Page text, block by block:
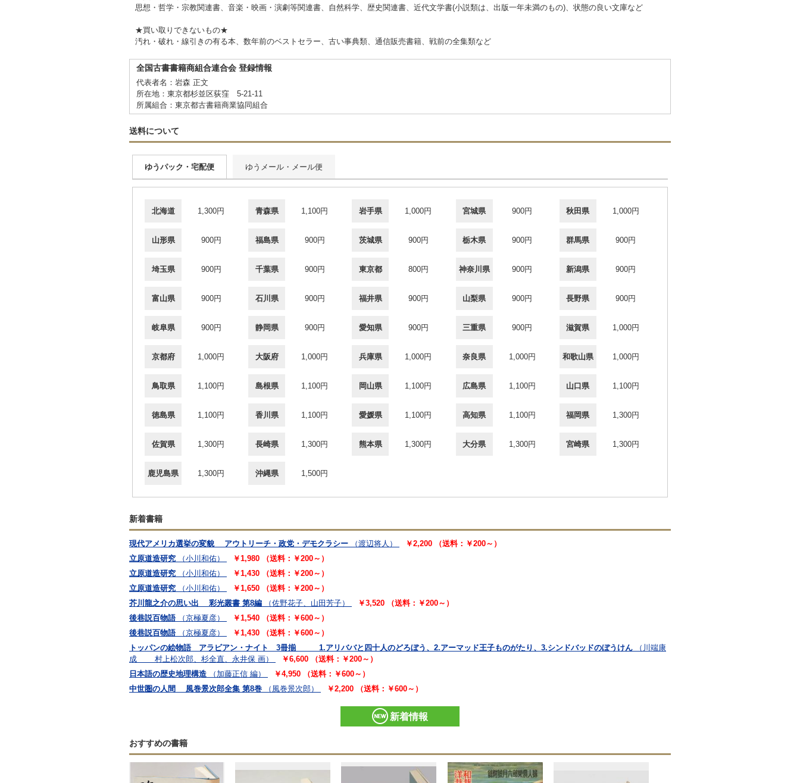
思想・哲学・宗教関連書、音楽・映画・演劇等関連書、自然科学、歴史関連書、近代文学書(小説類は、出版一年未満のもの)、状態の良い文庫など
★買い取りできないもの★
汚れ・破れ・線引きの有る本、数年前のベストセラー、古い事典類、通信販売書籍、戦前の全集類など
全国古書書籍商組合連合会 登録情報
代表者名：岩森 正文
所在地：東京都杉並区荻窪 5-21-11
所属組合：東京都古書籍商業協同組合
送料について
ゆうパック・宅配便 ゆうメール・メール便
北海道 1,300円 青森県 1,100円 岩手県 1,000円 宮城県 900円 秋田県 1,000円
山形県 900円 福島県 900円 茨城県 900円 栃木県 900円 群馬県 900円
埼玉県 900円 千葉県 900円 東京都 800円 神奈川県 900円 新潟県 900円
富山県 900円 石川県 900円 福井県 900円 山梨県 900円 長野県 900円
岐阜県 900円 静岡県 900円 愛知県 900円 三重県 900円 滋賀県 1,000円
京都府 1,000円 大阪府 1,000円 兵庫県 1,000円 奈良県 1,000円 和歌山県 1,000円
鳥取県 1,100円 島根県 1,100円 岡山県 1,100円 広島県 1,100円 山口県 1,100円
徳島県 1,100円 香川県 1,100円 愛媛県 1,100円 高知県 1,100円 福岡県 1,300円
佐賀県 1,300円 長崎県 1,300円 熊本県 1,300円 大分県 1,300円 宮崎県 1,300円
鹿児島県 1,300円 沖縄県 1,500円
新着書籍
現代アメリカ選挙の変貌 アウトリーチ・政党・デモクラシー （渡辺将人）
￥2,200 （送料：￥200～）
立原道造研究
（小川和佑）
￥1,980 （送料：￥200～）
立原道造研究
（小川和佑）
￥1,430 （送料：￥200～）
立原道造研究
（小川和佑）
￥1,650 （送料：￥200～）
芥川龍之介の思い出 彩光叢書 第8編
（佐野花子、山田芳子）
￥3,520 （送料：￥200～）
後巷説百物語
（京極夏彦）
￥1,540 （送料：￥600～）
後巷説百物語
（京極夏彦）
￥1,430 （送料：￥600～）
トッパンの絵物語 アラビアン・ナイト 3冊揃 1.アリババと四十人のどろぼう、2.アーマッド王子ものがたり、3.シンドバッドのぼうけん
（川端康
成 村上松次郎、杉全直、永井保 画）
￥6,600 （送料：￥200～）
日本語の歴史地理構造
（加藤正信 編）
￥4,950 （送料：￥600～）
中世圏の人間 風巻景次郎全集 第8巻
（風巻景次郎） ￥2,200 （送料：￥600～）
新着情報
おすすめの書籍